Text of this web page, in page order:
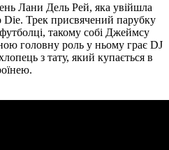
Лани Дель Рей, яка увійшла
Трек присвячений парубку
такому собі Джеймсу
головну роль у ньому грає DJ
з тату, який купається в